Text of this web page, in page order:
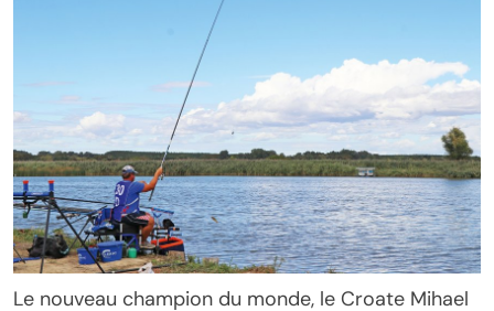
Le nouveau champion du monde, le Croate Mihael